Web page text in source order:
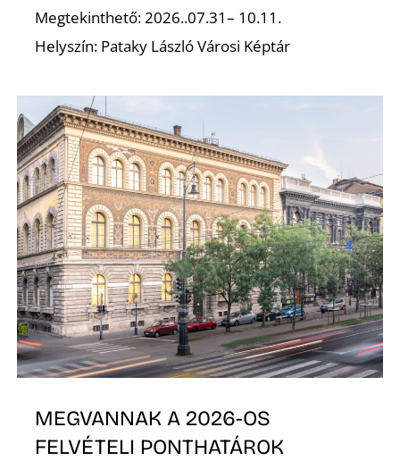
Megtekinthető: 2026..07.31– 10.11.
Helyszín: Pataky László Városi Képtár
MEGVANNAK A 2026-OS
FELVÉTELI PONTHATÁROK